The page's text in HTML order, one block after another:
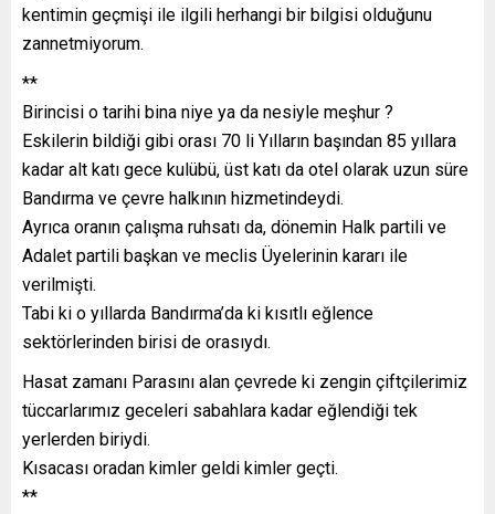
kentimin geçmişi ile ilgili herhangi bir bilgisi olduğunu
zannetmiyorum.
**
Birincisi o tarihi bina niye ya da nesiyle meşhur ?
Eskilerin bildiği gibi orası 70 li Yılların başından 85 yıllara
kadar alt katı gece kulübü, üst katı da otel olarak uzun süre
Bandırma ve çevre halkının hizmetindeydi.
Ayrıca oranın çalışma ruhsatı da, dönemin Halk partili ve
Adalet partili başkan ve meclis Üyelerinin kararı ile
verilmişti.
Tabi ki o yıllarda Bandırma’da ki kısıtlı eğlence
sektörlerinden birisi de orasıydı.
Hasat zamanı Parasını alan çevrede ki zengin çiftçilerimiz
tüccarlarımız geceleri sabahlara kadar eğlendiği tek
yerlerden biriydi.
Kısacası oradan kimler geldi kimler geçti.
**